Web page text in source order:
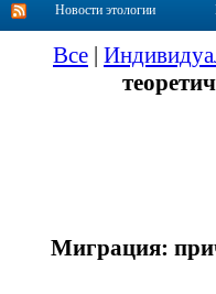
Новости этологии
Все |
Миграция: